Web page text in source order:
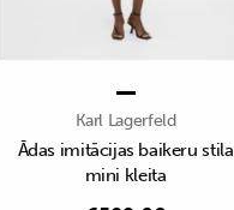
Karl Lagerfeld
Ādas imitācijas baikeru stila
mini kleita